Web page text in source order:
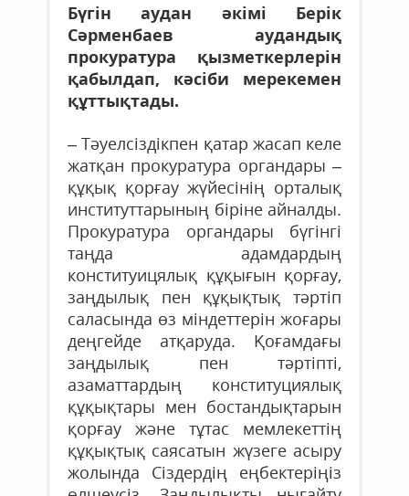
Бүгін аудан әкімі Берік
Сәрменбаев аудандық
прокуратура қызметкерлерін
қабылдап, кәсіби мерекемен
құттықтады.
– Тәуелсіздікпен қатар жасап келе
жатқан прокуратура органдары –
құқық қорғау жүйесінің орталық
институттарының біріне айналды.
Прокуратура органдары бүгінгі
таңда адамдардың
конституицялық құқығын қорғау,
заңдылық пен құқықтық тәртіп
саласында өз міндеттерін жоғары
деңгейде атқаруда. Қоғамдағы
заңдылық пен тәртіпті,
азаматтардың конституциялық
құқықтары мен бостандықтарын
қорғау және тұтас мемлекеттің
құқықтық саясатын жүзеге асыру
жолында Сіздердің еңбектеріңіз